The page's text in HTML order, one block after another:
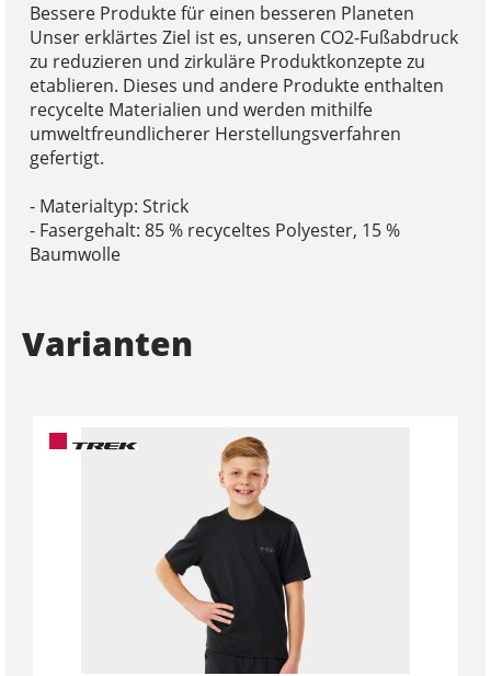
Bessere Produkte für einen besseren Planeten
Unser erklärtes Ziel ist es, unseren CO2-Fußabdruck
zu reduzieren und zirkuläre Produktkonzepte zu
etablieren. Dieses und andere Produkte enthalten
recycelte Materialien und werden mithilfe
umweltfreundlicherer Herstellungsverfahren
gefertigt.
- Materialtyp: Strick
- Fasergehalt: 85 % recyceltes Polyester, 15 %
Baumwolle
Varianten